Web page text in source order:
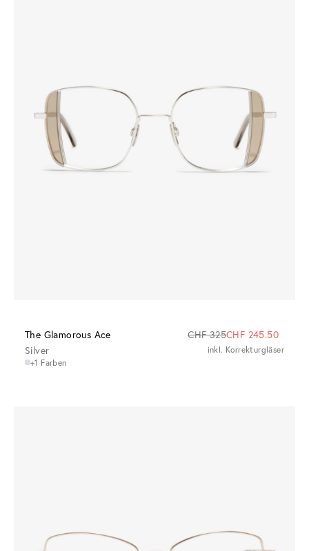
The Glamorous Ace CHF 325CHF 245.50
Silver
+1 Farben
inkl. Korrekturgläser